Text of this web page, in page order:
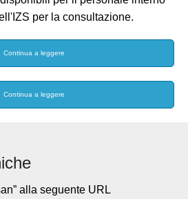
per la consultazione.
Continua a leggere
Continua a leggere
alla seguente URL